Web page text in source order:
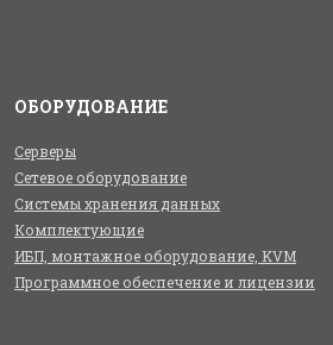
ОБОРУДОВАНИЕ
Серверы
Сетевое оборудование
Системы хранения данных
Комплектующие
ИБП, монтажное оборудование, KVM
Программное обеспечение и лицензии